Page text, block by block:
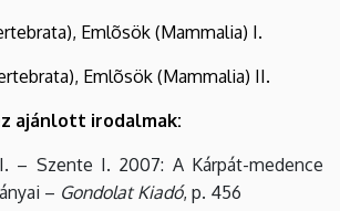
Emlõsök (Mammalia) I.
Emlõsök (Mammalia) II.
ajánlott irodalmak:
– Szente I. 2007: A Kárpát-medence
– Gondolat Kiadó, p. 456